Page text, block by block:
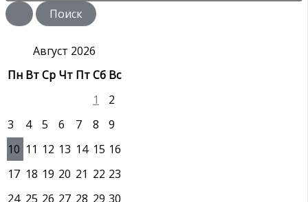
и
с
Август 2026
Пн ВтСр Чт ПтСб Вс
1
2
3
4 5 6 7 8
9
10 11 12 13 14 15 16
17 18 19 20 21 22 23
24 25 26 27 28 29 30